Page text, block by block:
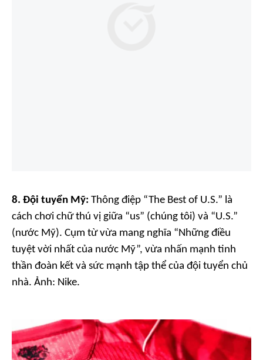
8. Đội tuyển Mỹ: Thông điệp “The Best of U.S.” là
cách chơi chữ thú vị giữa “us” (chúng tôi) và “U.S.”
(nước Mỹ). Cụm từ vừa mang nghĩa “Những điều
tuyệt vời nhất của nước Mỹ”, vừa nhấn mạnh tinh
thần đoàn kết và sức mạnh tập thể của đội tuyển chủ
nhà. Ảnh: Nike.